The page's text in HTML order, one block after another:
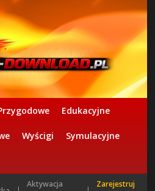
Edukacyjne
Wyścigi Symulacyjne
Aktywacja
Zarejestruj